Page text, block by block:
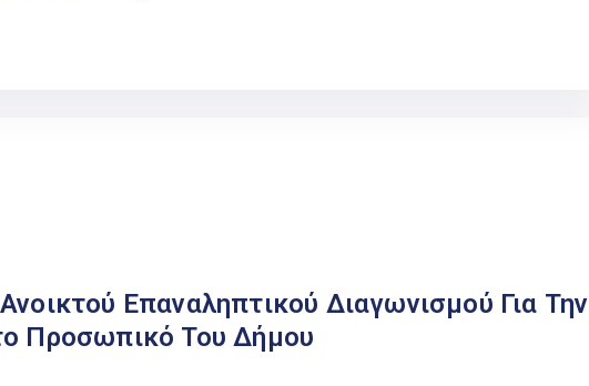
Επαναληπτικού Διαγωνισμού Για Την
Προσωπικό Του Δήμου